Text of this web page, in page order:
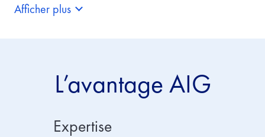
Afficher plus
L’avantage AIG
Expertise